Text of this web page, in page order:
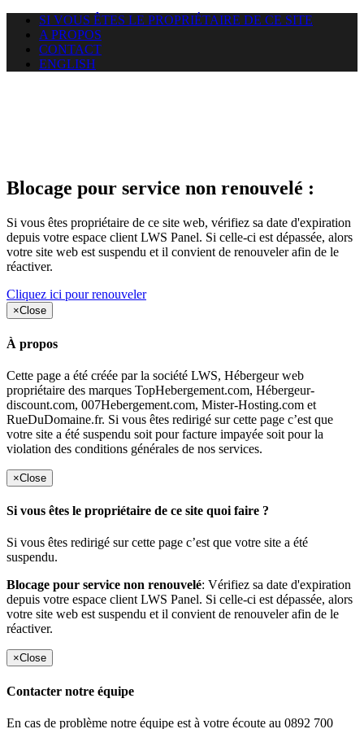
SI VOUS ÊTES LE PROPRIÉTAIRE DE CE SITE
A PROPOS
CONTACT
ENGLISH
Blocage pour service non renouvelé :
Si vous êtes propriétaire de ce site web, vérifiez sa date d'expiration
depuis votre espace client LWS Panel. Si celle-ci est dépassée, alors
votre site web est suspendu et il convient de renouveler afin de le
réactiver.
Cliquez ici pour renouveler
×Close
À propos
Cette page a été créée par la société LWS, Hébergeur web
propriétaire des marques TopHebergement.com, Hébergeur-
discount.com, 007Hebergement.com, Mister-Hosting.com et
RueDuDomaine.fr. Si vous êtes redirigé sur cette page c’est que
votre site a été suspendu soit pour facture impayée soit pour la
violation des conditions générales de nos services.
×Close
Si vous êtes le propriétaire de ce site quoi faire ?
Si vous êtes redirigé sur cette page c’est que votre site a été
suspendu.
Blocage pour service non renouvelé: Vérifiez sa date d'expiration
depuis votre espace client LWS Panel. Si celle-ci est dépassée, alors
votre site web est suspendu et il convient de renouveler afin de le
réactiver.
×Close
Contacter notre équipe
En cas de problème notre équipe est à votre écoute au 0892 700